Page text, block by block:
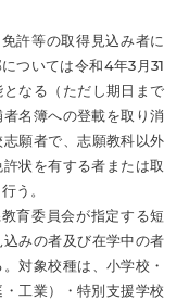
許等の取得見込み者に
ついては令和4年3月31
なる（ただし期日まで
名簿への登載を取り消
願者で、志願教科以外
状を有する者または取
う。
育委員会が指定する短
みの者及び在学中の者
対象校種は、小学校・
工業）・特別支援学校